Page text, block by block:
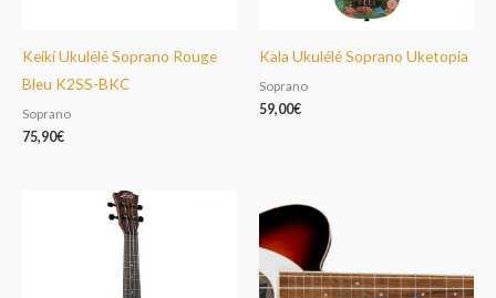
Keiki Ukulélé Soprano Rouge
Bleu K2SS-BKC
Soprano
75,90€
Kala Ukulélé Soprano Uketopia
Soprano
59,00€